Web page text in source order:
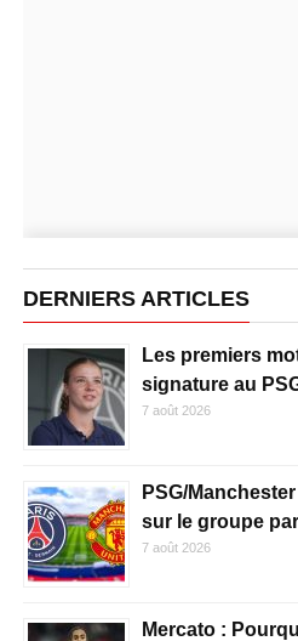
DERNIERS ARTICLES
Les premiers
signature au
7 août 2026
PSG/
sur le groupe
7 août 2026
Mercato :